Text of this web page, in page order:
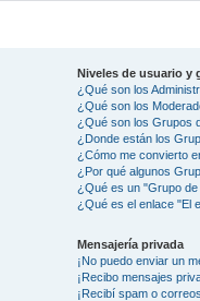
Niveles de usuario y
¿Qué son los
¿Qué son los
¿Qué son los Grupos
¿Donde están los
¿Cómo me convierto
¿Por qué algunos
¿Qué es un "Grupo
¿Qué es el enlace "El
Mensajería privada
¡No puedo enviar un
¡Recibo mensajes
¡Recibí spam o